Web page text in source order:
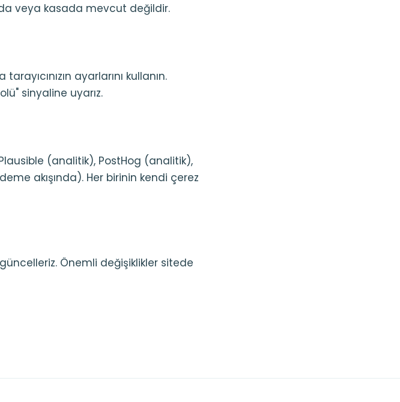
veya kasada mevcut değildir.
ayarlarını kullanın.
sinyaline uyarız.
(analitik), PostHog (analitik),
akışında). Her birinin kendi çerez
Önemli değişiklikler sitede